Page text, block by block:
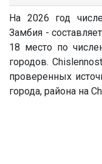
На 2026 год
Замбия -
18 место по
городов.
проверенных
города, района на